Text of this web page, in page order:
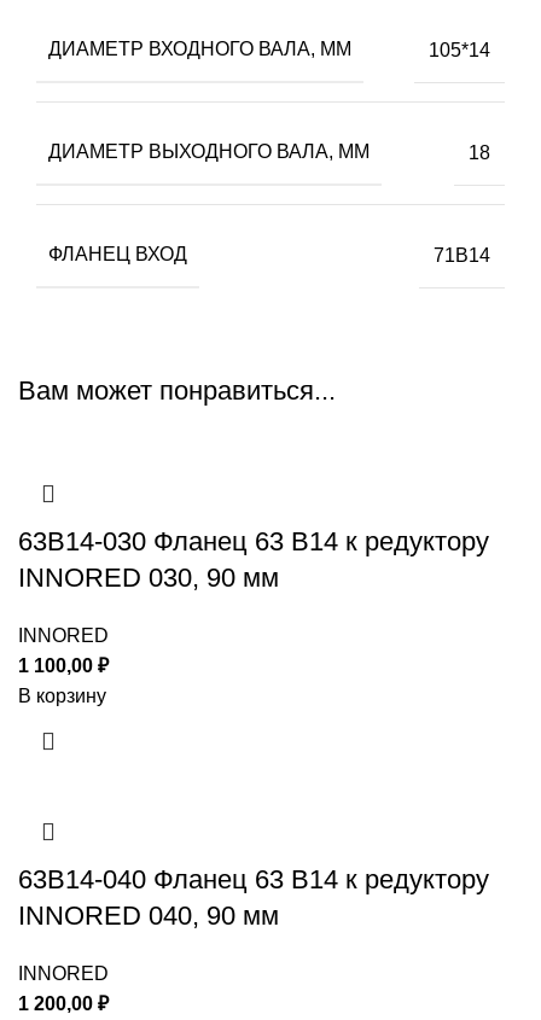
ДИАМЕТР ВХОДНОГО ВАЛА, ММ 105*14
ДИАМЕТР ВЫХОДНОГО ВАЛА, ММ 18
ФЛАНЕЦ ВХОД 71B14
Вам может понравиться...
63B14-030 Фланец 63 B14 к редуктору
INNORED 030, 90 мм
INNORED
1 100,00 ₽
В корзину
63B14-040 Фланец 63 B14 к редуктору
INNORED 040, 90 мм
INNORED
1 200,00 ₽